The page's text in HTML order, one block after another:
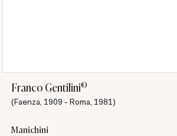
Franco Gentilini©
(Faenza, 1909 - Roma, 1981)
Manichini